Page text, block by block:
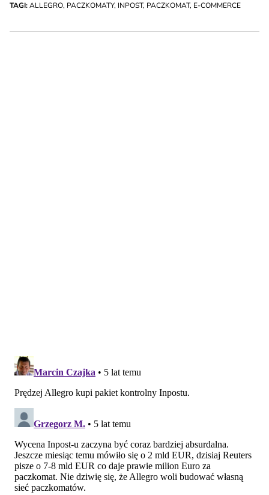
TAGI:ALLEGRO, PACZKOMATY, INPOST, PACZKOMAT, E-COMMERCE